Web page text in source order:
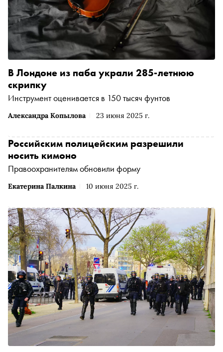
Александра Копылова 23 июня 2025 г.
В Лондоне из паба украли 285-летнюю
скрипку
Инструмент оценивается в 150 тысяч фунтов
Екатерина Палкина 10 июня 2025 г.
Российским полицейским разрешили
носить кимоно
Правоохранителям обновили форму